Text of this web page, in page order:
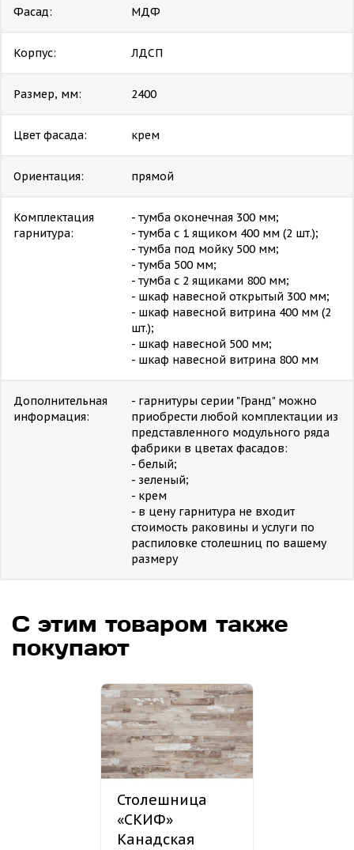
Фасад: МДФ
Корпус: ЛДСП
Размер, мм: 2400
Цвет фасада: крем
Ориентация: прямой
Комплектация
гарнитура:
- тумба оконечная 300 мм;
- тумба с 1 ящиком 400 мм (2 шт.);
- тумба под мойку 500 мм;
- тумба 500 мм;
- тумба с 2 ящиками 800 мм;
- шкаф навесной открытый 300 мм;
- шкаф навесной витрина 400 мм (2
шт.);
- шкаф навесной 500 мм;
- шкаф навесной витрина 800 мм
Дополнительная
информация:
- гарнитуры серии "Гранд" можно
приобрести любой комплектации из
представленного модульного ряда
фабрики в цветах фасадов:
- белый;
- зеленый;
- крем
- в цену гарнитура не входит
стоимость раковины и услуги по
распиловке столешниц по вашему
размеру
С этим товаром также
покупают
Столешница
«СКИФ»
Канадская